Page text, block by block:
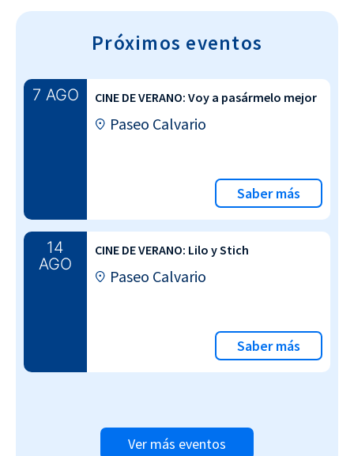
Próximos eventos
7 AGO CINE DE VERANO: Voy a pasármelo mejor
Paseo Calvario
Saber más
14
AGO
CINE DE VERANO: Lilo y Stich
Paseo Calvario
Saber más
Ver más eventos